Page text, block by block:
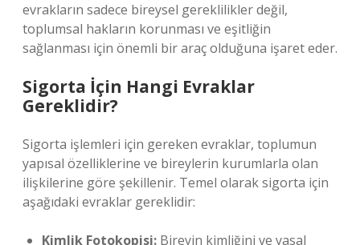
evrakların sadece bireysel gereklilikler değil,
toplumsal hakların korunması ve eşitliğin
sağlanması için önemli bir araç olduğuna işaret eder.
Sigorta İçin Hangi Evraklar
Gereklidir?
Sigorta işlemleri için gereken evraklar, toplumun
yapısal özelliklerine ve bireylerin kurumlarla olan
ilişkilerine göre şekillenir. Temel olarak sigorta için
aşağıdaki evraklar gereklidir:
Kimlik Fotokopisi: Bireyin kimliğini ve yasal